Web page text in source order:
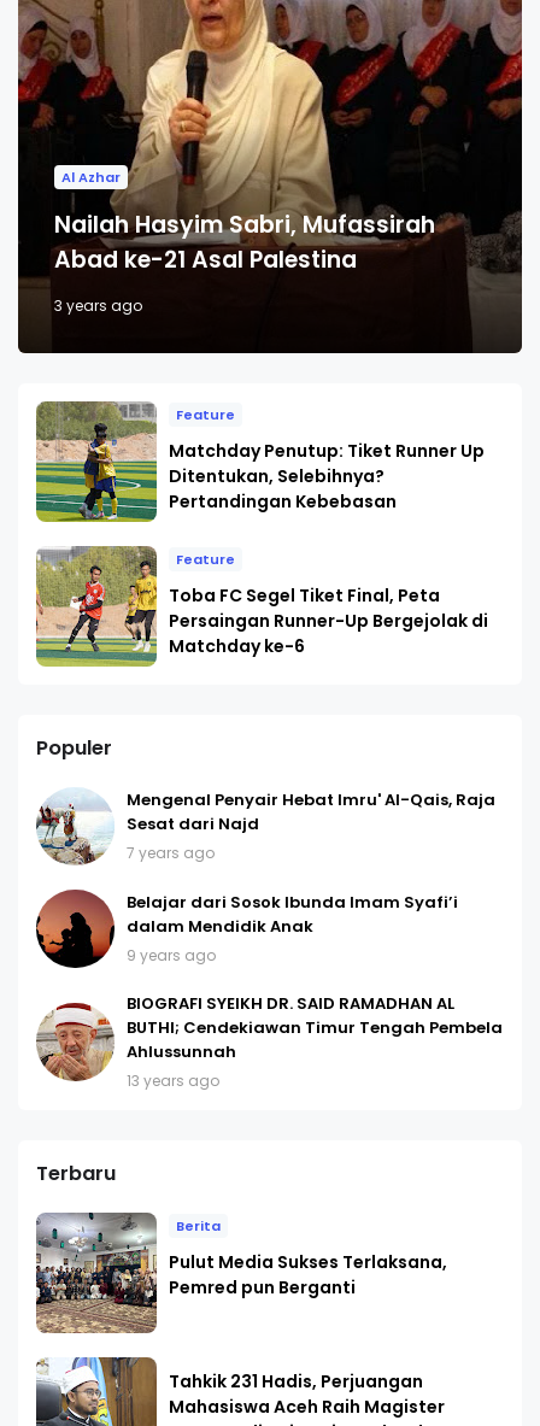
Al Azhar
Nailah Hasyim Sabri, Mufassirah
Abad ke-21 Asal Palestina
3 years ago
Feature
Matchday Penutup: Tiket Runner Up
Ditentukan, Selebihnya?
Pertandingan Kebebasan
Feature
Toba FC Segel Tiket Final, Peta
Persaingan Runner-Up Bergejolak di
Matchday ke-6
Populer
Mengenal Penyair Hebat Imru' Al-Qais, Raja
Sesat dari Najd
7 years ago
Belajar dari Sosok Ibunda Imam Syafi’i
dalam Mendidik Anak
9 years ago
BIOGRAFI SYEIKH DR. SAID RAMADHAN AL
BUTHI; Cendekiawan Timur Tengah Pembela
Ahlussunnah
13 years ago
Terbaru
Berita
Pulut Media Sukses Terlaksana,
Pemred pun Berganti
Tahkik 231 Hadis, Perjuangan
Mahasiswa Aceh Raih Magister